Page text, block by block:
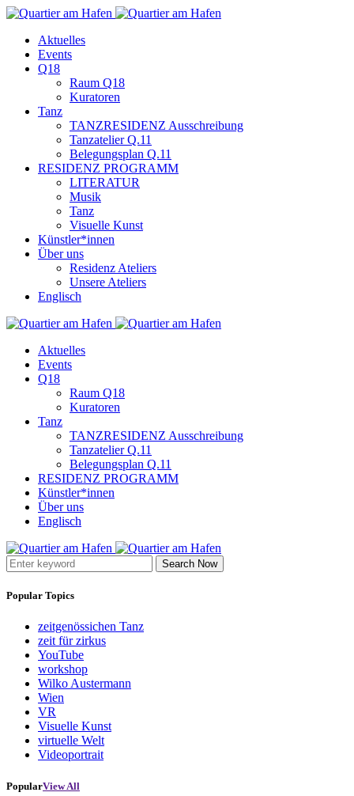
Aktuelles
Events
Q18
Raum Q18
Kuratoren
Tanz
TANZRESIDENZ Ausschreibung
Tanzatelier Q.11
Belegungsplan Q.11
RESIDENZ PROGRAMM
LITERATUR
Musik
Tanz
Visuelle Kunst
Künstler*innen
Über uns
Residenz Ateliers
Unsere Ateliers
Englisch
Aktuelles
Events
Q18
Raum Q18
Kuratoren
Tanz
TANZRESIDENZ Ausschreibung
Tanzatelier Q.11
Belegungsplan Q.11
RESIDENZ PROGRAMM
Künstler*innen
Über uns
Englisch
Search Now
Popular Topics
zeitgenössichen Tanz
zeit für zirkus
YouTube
workshop
Wilko Austermann
Wien
VR
Visuelle Kunst
virtuelle Welt
Videoportrait
PopularView All